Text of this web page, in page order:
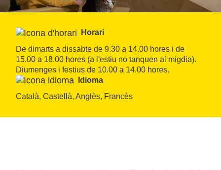
Horari
De dimarts a dissabte de 9.30 a 14.00 hores i de
15.00 a 18.00 hores (a l'estiu no tanquen al migdia).
Diumenges i festius de 10.00 a 14.00 hores.
Idioma
Català, Castellà, Anglès, Francès